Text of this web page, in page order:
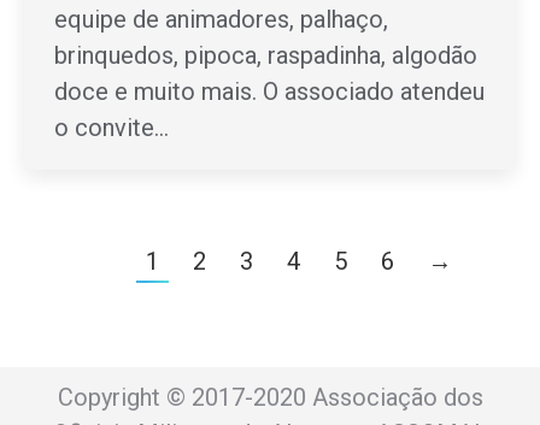
equipe de animadores, palhaço,
brinquedos, pipoca, raspadinha, algodão
doce e muito mais. O associado atendeu
o convite…
1 2 3 4 5 6 →
Copyright © 2017-2020 Associação dos